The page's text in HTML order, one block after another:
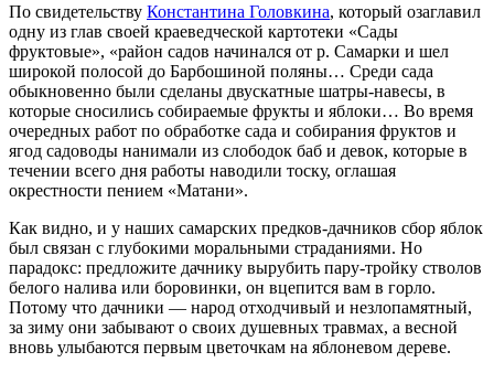
По свидетельству Константина Головкина, который озаглавил
одну из глав своей краеведческой картотеки «Сады
фруктовые», «район садов начинался от р. Самарки и шел
широкой полосой до Барбошиной поляны… Среди сада
обыкновенно были сделаны двускатные шатры-навесы, в
которые сносились собираемые фрукты и яблоки… Во время
очередных работ по обработке сада и собирания фруктов и
ягод садоводы нанимали из слободок баб и девок, которые в
течении всего дня работы наводили тоску, оглашая
окрестности пением «Матани».
Как видно, и у наших самарских предков-дачников сбор яблок
был связан с глубокими моральными страданиями. Но
парадокс: предложите дачнику вырубить пару-тройку стволов
белого налива или боровинки, он вцепится вам в горло.
Потому что дачники — народ отходчивый и незлопамятный,
за зиму они забывают о своих душевных травмах, а весной
вновь улыбаются первым цветочкам на яблоневом дереве.